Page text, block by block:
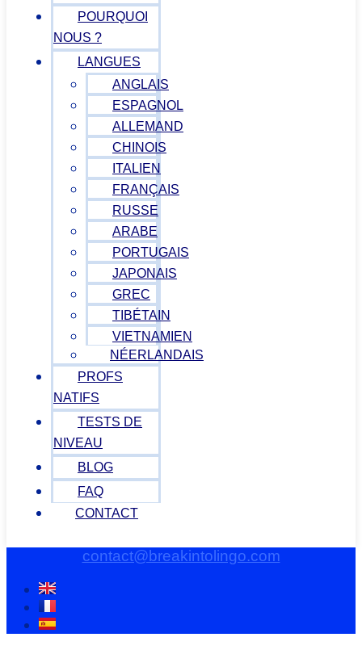
POURQUOI
NOUS ?
LANGUES
ANGLAIS
ESPAGNOL
ALLEMAND
CHINOIS
ITALIEN
FRANÇAIS
RUSSE
ARABE
PORTUGAIS
JAPONAIS
GREC
TIBÉTAIN
VIETNAMIEN
NÉERLANDAIS
PROFS
NATIFS
TESTS DE
NIVEAU
BLOG
FAQ
CONTACT
contact@breakintolingo.com